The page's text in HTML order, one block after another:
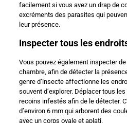
facilement si vous avez un drap de
excréments des parasites qui
leur présence.
Inspecter tous les
Vous pouvez également inspecter
chambre, afin de détecter la
genre d’insecte affectionne les
souvent d’explorer. Déplacer tous
recoins infestés afin de le détecter.
d’environ 6 mm qui arborent des
avec un corps ovale et aplati.